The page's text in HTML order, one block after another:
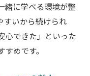
緒に学べる環境が整
すいから続けられ
心できた」といった
めです。